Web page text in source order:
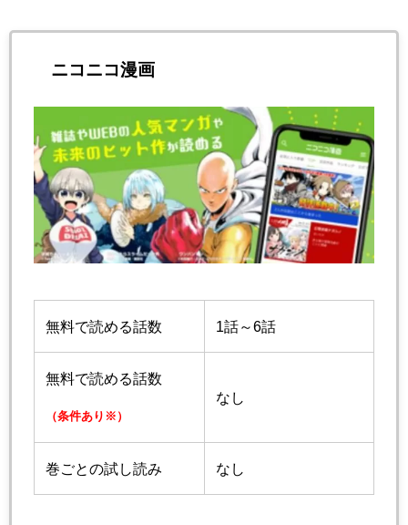
ニコニコ漫画
無料で読める話数 1話～6話
無料で読める話数
（条件あり※）
なし
巻ごとの試し読み なし